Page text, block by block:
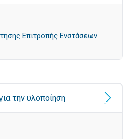
Επιτροπής Ενστάσεων
την υλοποίηση